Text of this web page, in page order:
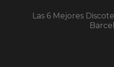
Las 6 Mejores